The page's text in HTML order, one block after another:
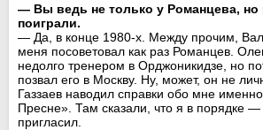
— Вы ведь не только у Романцева, но
поиграли.
— Да, в конце 1980-х. Между прочим,
меня посоветовал как раз Романцев.
недолго тренером в Орджоникидзе, но
позвал его в Москву. Ну, может, он не
Газзаев наводил справки обо мне
Пресне». Там сказали, что я в порядке —
пригласил.